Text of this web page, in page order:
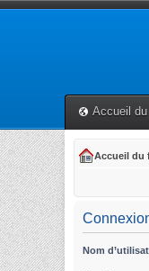
Accueil
Accueil du
Nom